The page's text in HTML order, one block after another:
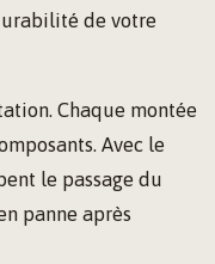
de votre
Chaque montée
Avec le
le passage du
panne après